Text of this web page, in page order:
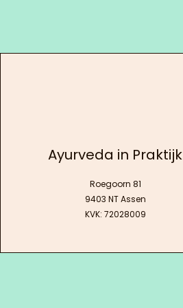
Ayurveda in Praktijk
Roegoorn 81
9403 NT Assen
KVK: 72028009